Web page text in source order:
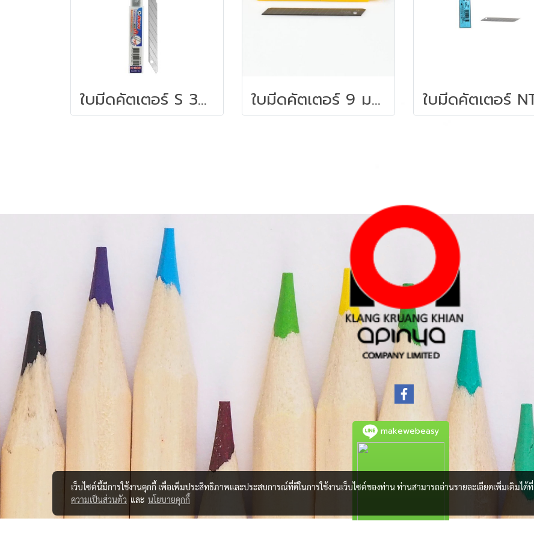
ใบมีดคัตเตอร์ S 30 องศา 9 มม. (หลอด 6 ใบ) ตราม้า ใบมีดคัตเตอร์ 9 มม. 6 ใบ/หลอด โอฟ่า AB-6/10
makewebeasy
เว็บไซต์นี้มีการใช้งานคุกกี้ เพื่อเพิ่มประสิทธิภาพและประสบการณ์ที่ดีในการใช้งานเว็บไซต์ของท่าน ท่านสามารถอ่านรายละเอียดเพิ่มเติมได้ที่
ความเป็นส่วนตัว และ นโยบายคุกกี้